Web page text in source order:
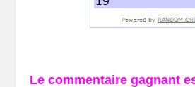
Le commentaire gagnant